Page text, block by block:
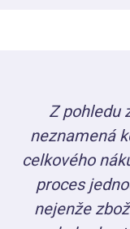
Z pohledu
neznamená
celkového
proces
nejenže